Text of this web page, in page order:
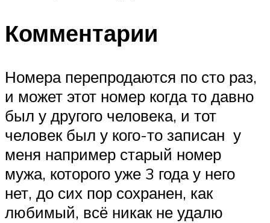
Комментарии
Номера перепродаются по сто раз,
и может этот номер когда то давно
был у другого человека, и тот
человек был у кого-то записан ️ у
меня например старый номер
мужа, которого уже 3 года у него
нет, до сих пор сохранен, как
любимый, всё никак не удалю